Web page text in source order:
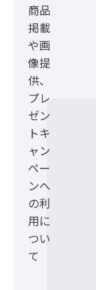
商品
掲載
や画
像提
供、
プレ
ゼン
トキ
ャン
ペー
ンへ
の利
用に
つい
て